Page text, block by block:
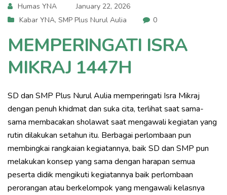
Humas YNA
January 22, 2026
Kabar YNA, SMP Plus Nurul Aulia 0
MEMPERINGATI ISRA
MIKRAJ 1447H
SD dan SMP Plus Nurul Aulia memperingati Isra Mikraj
dengan penuh khidmat dan suka cita, terlihat saat sama-
sama membacakan sholawat saat mengawali kegiatan yang
rutin dilakukan setahun itu. Berbagai perlombaan pun
membingkai rangkaian kegiatannya, baik SD dan SMP pun
melakukan konsep yang sama dengan harapan semua
peserta didik mengikuti kegiatannya baik perlombaan
perorangan atau berkelompok yang mengawali kelasnya